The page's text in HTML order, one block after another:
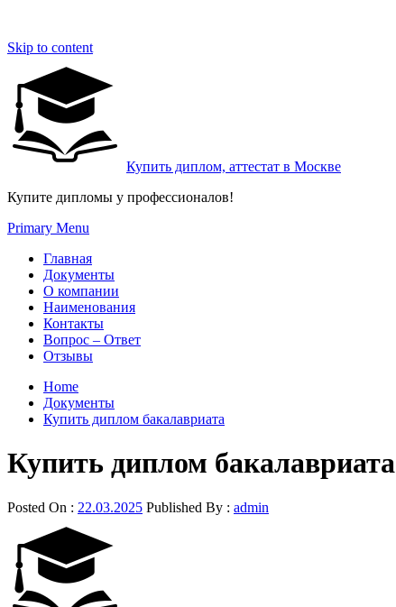
Skip to content
Купить диплом, аттестат в Москве
Купите дипломы у профессионалов!
Primary Menu
Главная
Документы
О компании
Наименования
Контакты
Вопрос – Ответ
Отзывы
Home
Документы
Купить диплом бакалавриата
Купить диплом бакалавриата
Posted On : 22.03.2025 Published By : admin